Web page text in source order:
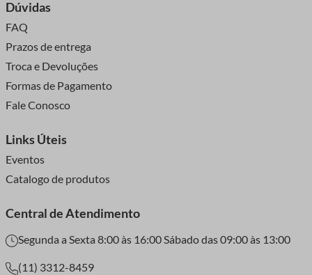
Dúvidas
FAQ
Prazos de entrega
Troca e Devoluções
Formas de Pagamento
Fale Conosco
Links Úteis
Eventos
Catalogo de produtos
Central de Atendimento
Segunda a Sexta 8:00 às 16:00 Sábado das 09:00 às 13:00
(11) 3312-8459